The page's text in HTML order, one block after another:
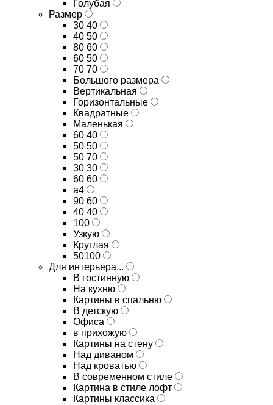
Голубая
Размер
30 40
40 50
80 60
60 50
70 70
Большого размера
Вертикальная
Горизонтальные
Квадратные
Маленькая
60 40
50 50
50 70
30 30
60 60
а4
90 60
40 40
100
Узкую
Круглая
50100
Для интерьера...
В гостинную
На кухню
Картины в спальню
В детскую
Офиса
в прихожую
Картины на стену
Над диваном
Над кроватью
В современном стиле
Картина в стиле лофт
Картины классика